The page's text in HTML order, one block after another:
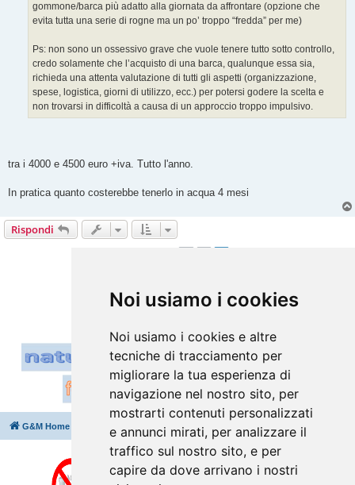
Noi usiamo i cookies
Noi usiamo i cookies e altre
tecniche di tracciamento per
migliorare la tua esperienza di
navigazione nel nostro sito, per
mostrarti contenuti personalizzati
e annunci mirati, per analizzare il
traffico sul nostro sito, e per
capire da dove arrivano i nostri
gommone/barca più adatto alla giornata da affrontare (opzione che
evita tutta una serie di rogne ma un po’ troppo “fredda” per me)
Ps: non sono un ossessivo grave che vuole tenere tutto sotto controllo,
credo solamente che l’acquisto di una barca, qualunque essa sia,
richieda una attenta valutazione di tutti gli aspetti (organizzazione,
spese, logistica, giorni di utilizzo, ecc.) per potersi godere la scelta e
non trovarsi in difficoltà a causa di un approccio troppo impulsivo.
tra i 4000 e 4500 euro +iva. Tutto l'anno.
In pratica quanto costerebbe tenerlo in acqua 4 mesi
Rispondi
G&M Home Tutti gli orari sonoUTC+02:00
Cancella cookie